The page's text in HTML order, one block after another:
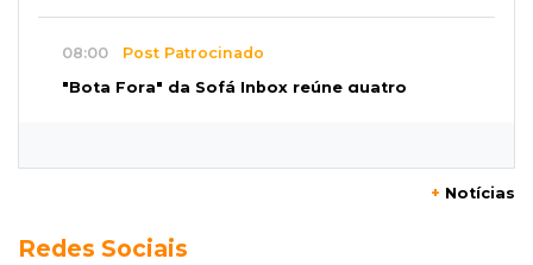
08:00 Post Patrocinado
"Bota Fora" da Sofá Inbox reúne quatro
passeio campo-grandense
+ Notícias
Redes Sociais